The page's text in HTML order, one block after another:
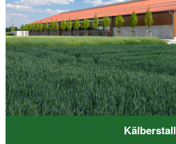
Kälberstall